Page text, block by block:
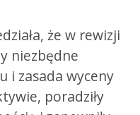
że w rewizji
niezbędne
i zasada wyceny
poradziły